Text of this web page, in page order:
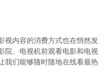
视内容的消费方式也在悄然发
院、电视机前观看电影和电视
我们能够随时随地在线看最热